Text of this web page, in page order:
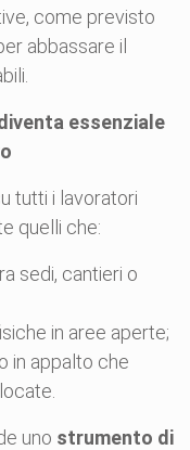
come previsto
abbassare il
essenziale
tutti i lavoratori
quelli che:
sedi, cantieri o
in aree aperte;
in appalto che
uno strumento di